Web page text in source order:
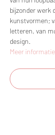
bijzonder werk
kunstvormen;
letteren, van
design.
Meer informatie